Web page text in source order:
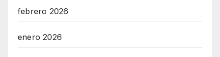
febrero 2026
enero 2026